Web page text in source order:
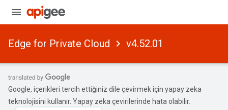
Edge for Private Cloud v4.52.01
Google, içerikleri tercih ettiğiniz dile çevirmek için yapay zeka
teknolojisini kullanır. Yapay zeka çevirilerinde hata olabilir.